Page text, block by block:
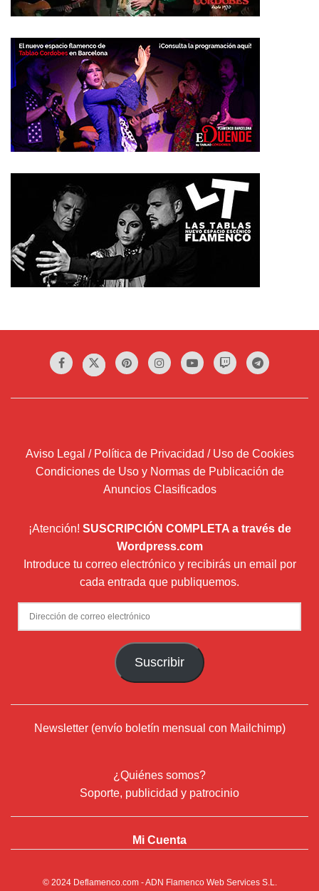
Aviso Legal / Política de Privacidad / Uso de Cookies
Condiciones de Uso y Normas de Publicación de
Anuncios Clasificados
¡Atención! SUSCRIPCIÓN COMPLETA a través de
Wordpress.com
Introduce tu correo electrónico y recibirás un email por
cada entrada que publiquemos.
Dirección
de
Suscribir
Newsletter (envío boletín mensual con Mailchimp)
¿Quiénes somos?
Soporte, publicidad y patrocinio
Mi Cuenta
© 2024 Deflamenco.com- ADN Flamenco Web Services S.L.